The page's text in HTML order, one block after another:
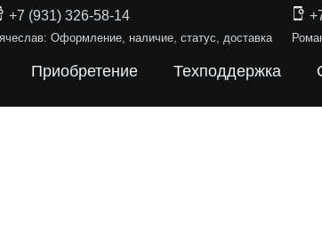
+7 (931) 326-58-14
Оформление, наличие, статус, доставка
Приобретение Техподдержка